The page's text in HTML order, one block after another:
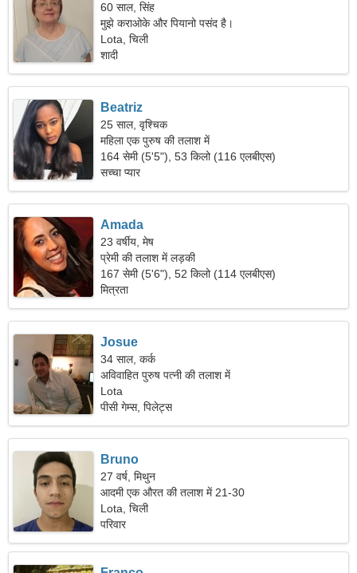
60 साल, सिंह
मुझे कराओके और पियानो पसंद है।
Lota, चिली
शादी
Beatriz
25 साल, वृश्चिक
महिला एक पुरुष की तलाश में
164 सेमी (5'5"), 53 किलो (116 एलबीएस)
सच्चा प्यार
Amada
23 वर्षीय, मेष
प्रेमी की तलाश में लड़की
167 सेमी (5'6"), 52 किलो (114 एलबीएस)
मित्रता
Josue
34 साल, कर्क
अविवाहित पुरुष पत्नी की तलाश में
Lota
पीसी गेम्स, पिलेट्स
Bruno
27 वर्ष, मिथुन
आदमी एक औरत की तलाश में 21-30
Lota, चिली
परिवार